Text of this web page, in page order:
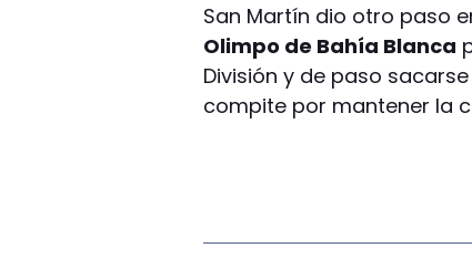
San Martín dio otro paso
Olimpo de Bahía Blanca
División y de paso
compite por mantener la